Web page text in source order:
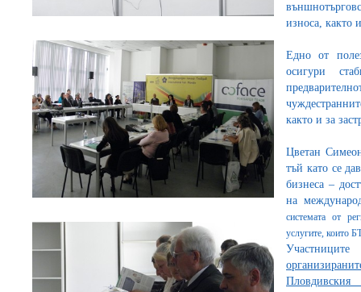
износа, както
Едно от
осигури
както и за
Цветан
тъй като се
бизнеса –
на
системата от
услугите, които
Пловдивския